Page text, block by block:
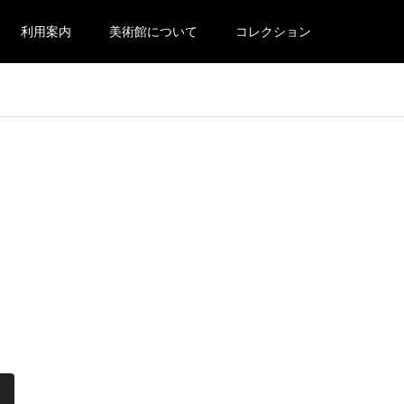
利用案内 美術館について コレクション